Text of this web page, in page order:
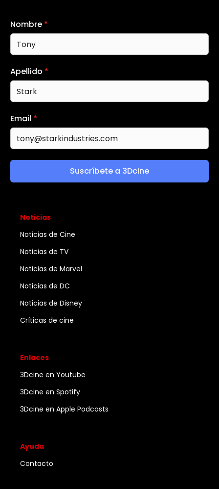
Nombre *
Apellido *
Email *
Suscríbete a 3Dcine
Noticias
Noticias de Cine
Noticias de TV
Noticias de Marvel
Noticias de DC
Noticias de Disney
Críticas de cine
Enlaces
3Dcine en Youtube
3Dcine en Spotify
3Dcine en Apple Podcasts
Ayuda
Contacto